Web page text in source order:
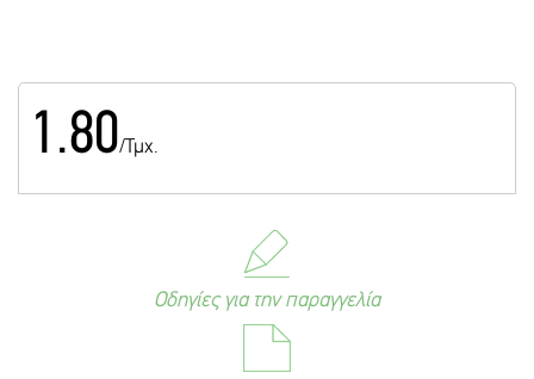
1.80/Τμχ.
Οδηγίες για την παραγγελία